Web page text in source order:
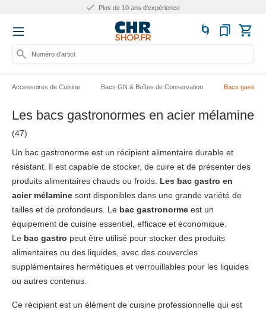
Plus de 10 ans d'expérience
Numéro d'article, catégo
Accessoires de Cuisine Bacs GN & Boîtes de Conservation Bacs
Les bacs gastronormes en acier mélamine
(47)
Un bac gastronorme est un récipient alimentaire durable et
résistant. Il est capable de stocker, de cuire et de présenter des
produits alimentaires chauds ou froids. Les bac gastro en
acier mélamine sont disponibles dans une grande variété de
tailles et de profondeurs. Le bac gastronorme est un
équipement de cuisine essentiel, efficace et économique.
Le bac gastro peut être utilisé pour stocker des produits
alimentaires ou des liquides, avec des couvercles
supplémentaires hermétiques et verrouillables pour les liquides
ou autres contenus.
Ce récipient est un élément de cuisine professionnelle qui est